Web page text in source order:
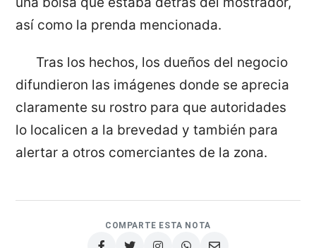
así como la prenda mencionada.
Tras los hechos, los dueños del negocio
difundieron las imágenes donde se aprecia
claramente su rostro para que autoridades
lo localicen a la brevedad y también para
alertar a otros comerciantes de la zona.
COMPARTE ESTA NOTA